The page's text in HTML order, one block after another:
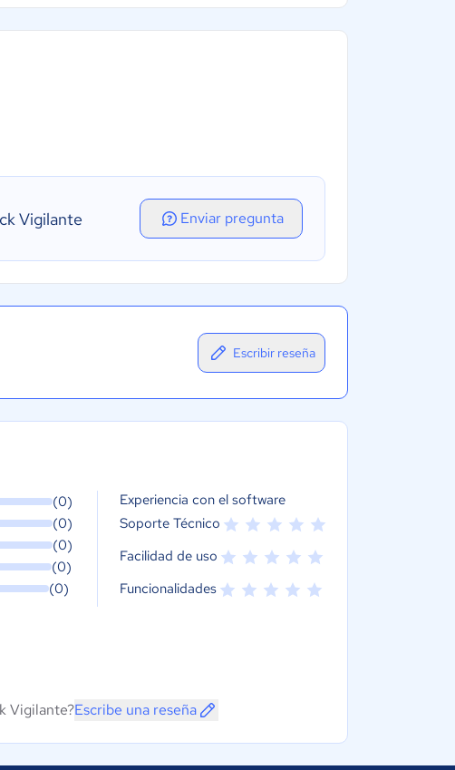
Vigilante Enviar pregunta
Escribir reseña
(0)
(0)
(0)
(0)
(0)
Experiencia con el software
Soporte Técnico
Facilidad de uso
Funcionalidades
Vigilante?Escribe una reseña